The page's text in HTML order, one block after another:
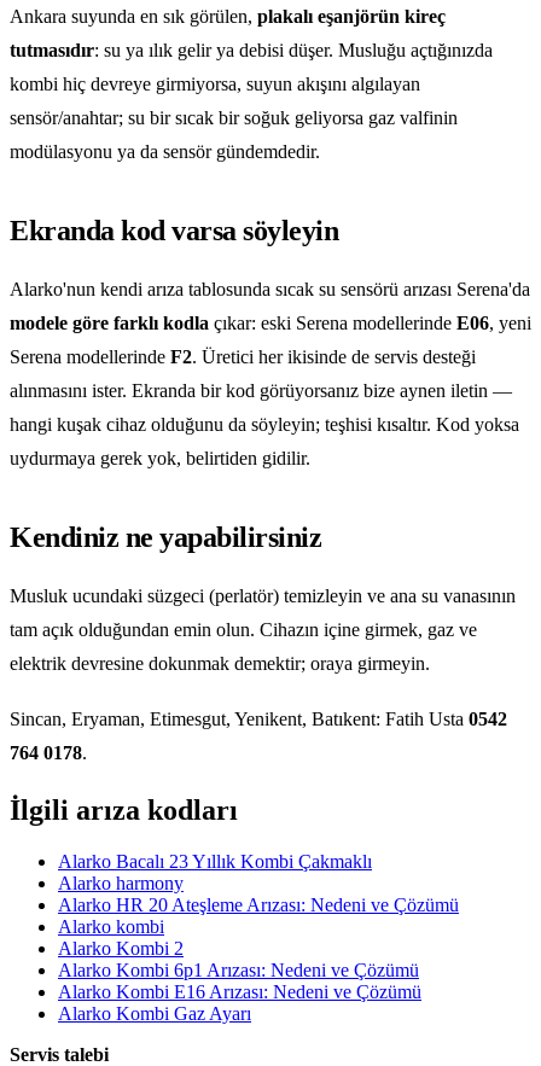
Ankara suyunda en sık görülen, plakalı eşanjörün kireç
tutmasıdır: su ya ılık gelir ya debisi düşer. Musluğu açtığınızda
kombi hiç devreye girmiyorsa, suyun akışını algılayan
sensör/anahtar; su bir sıcak bir soğuk geliyorsa gaz valfinin
modülasyonu ya da sensör gündemdedir.
Ekranda kod varsa söyleyin
Alarko'nun kendi arıza tablosunda sıcak su sensörü arızası Serena'da
modele göre farklı kodla çıkar: eski Serena modellerinde E06, yeni
Serena modellerinde F2. Üretici her ikisinde de servis desteği
alınmasını ister. Ekranda bir kod görüyorsanız bize aynen iletin —
hangi kuşak cihaz olduğunu da söyleyin; teşhisi kısaltır. Kod yoksa
uydurmaya gerek yok, belirtiden gidilir.
Kendiniz ne yapabilirsiniz
Musluk ucundaki süzgeci (perlatör) temizleyin ve ana su vanasının
tam açık olduğundan emin olun. Cihazın içine girmek, gaz ve
elektrik devresine dokunmak demektir; oraya girmeyin.
Sincan, Eryaman, Etimesgut, Yenikent, Batıkent: Fatih Usta 0542
764 0178.
İlgili arıza kodları
Alarko Bacalı 23 Yıllık Kombi Çakmaklı
Alarko harmony
Alarko HR 20 Ateşleme Arızası: Nedeni ve Çözümü
Alarko kombi
Alarko Kombi 2
Alarko Kombi 6p1 Arızası: Nedeni ve Çözümü
Alarko Kombi E16 Arızası: Nedeni ve Çözümü
Alarko Kombi Gaz Ayarı
Servis talebi